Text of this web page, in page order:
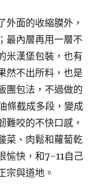
外面的收縮膜外，
最內層再用一層不
米漢堡包裝，也有
然不出所料，也是
團包法，不過做的
條截成多段，變成
難咬的不快口感，
菜、肉鬆和蘿蔔乾
愉快，和7-11自己
宗與道地。